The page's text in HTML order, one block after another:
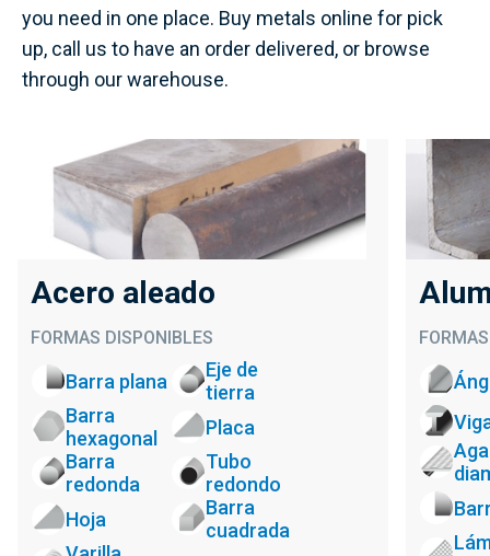
you need in one place. Buy metals online for pick
up, call us to have an order delivered, or browse
through our warehouse.
Acero aleado
FORMAS DISPONIBLES
Barra plana
Eje de
tierra
Barra
hexagonal
Placa
Barra
redonda
Tubo
redondo
Hoja
Barra
cuadrada